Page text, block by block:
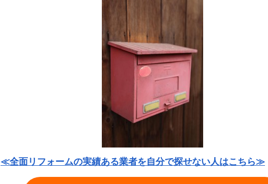
≪全面リフォームの実績ある業者を自分で探せない人はこちら≫